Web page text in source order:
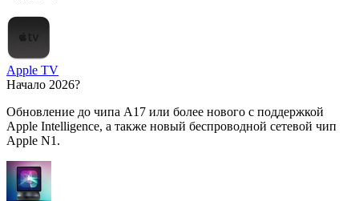
Apple TV
Начало 2026?
Обновление до чипа A17 или более нового с поддержкой
Apple Intelligence, а также новый беспроводной сетевой чип
Apple N1.